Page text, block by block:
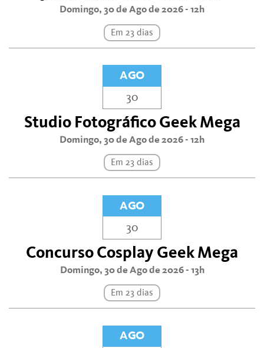
Domingo, 30 de Ago de 2026 - 12h
Em 23 dias
AGO
30
Studio Fotográfico Geek Mega
Domingo, 30 de Ago de 2026 - 12h
Em 23 dias
AGO
30
Concurso Cosplay Geek Mega
Domingo, 30 de Ago de 2026 - 13h
Em 23 dias
AGO